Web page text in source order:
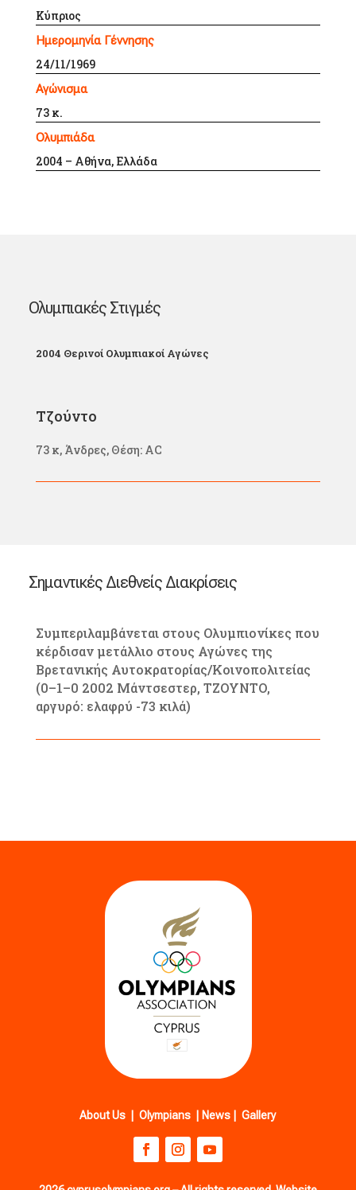
Κύπριος
Ημερομηνία Γέννησης
24/11/1969
Αγώνισμα
73 κ.
Ολυμπιάδα
2004 – Αθήνα, Ελλάδα
Ολυμπιακές Στιγμές
2004 Θερινοί Ολυμπιακοί Αγώνες
Τζούντο
73 κ, Άνδρες, Θέση: AC
Σημαντικές Διεθνείς Διακρίσεις
Συμπεριλαμβάνεται στους Ολυμπιονίκες που
κέρδισαν μετάλλιο στους Αγώνες της
Βρετανικής Αυτοκρατορίας/Κοινοπολιτείας
(0–1–0 2002 Μάντσεστερ, ΤΖΟΥΝΤΟ,
αργυρό: ελαφρύ -73 κιλά)
About Us |Olympians News |Gallery